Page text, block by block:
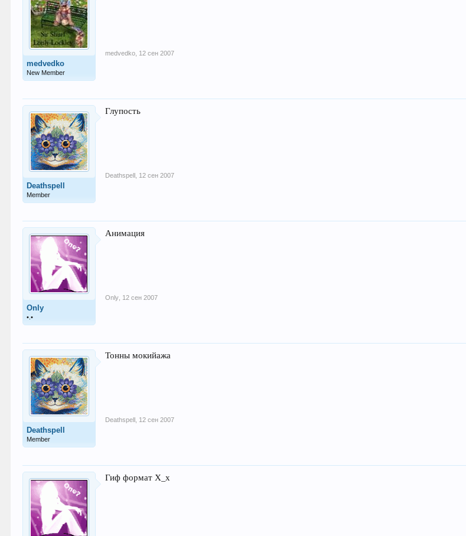
medvedko
New Member
medvedko 12 сен 2007
Deathspell
Member
Глупость
Deathspell 12 сен 2007
Only
•.•
Анимация
Only 12 сен 2007
Deathspell
Member
Тонны мокийажа
Deathspell 12 сен 2007
Гиф формат Х_х